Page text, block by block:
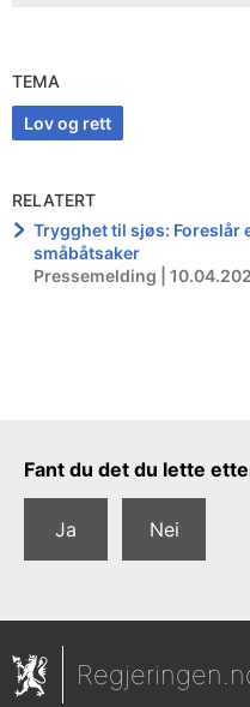
TEMA
Lov og rett
RELATERT
Trygghet til sjøs:
småbåtsaker
Pressemelding |
Tilbakemeldingsskjema
Fant du det du lette
Ja Nei